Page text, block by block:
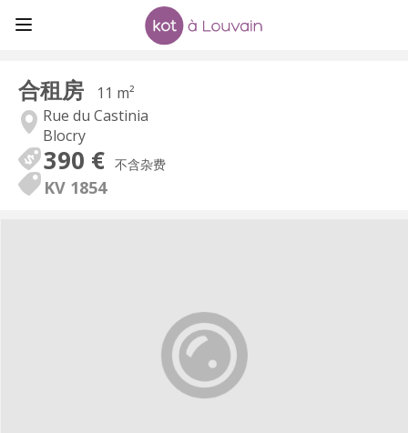
合租房
11 m²
Rue du Castinia
Blocry
390 € 不含杂费
KV 1854